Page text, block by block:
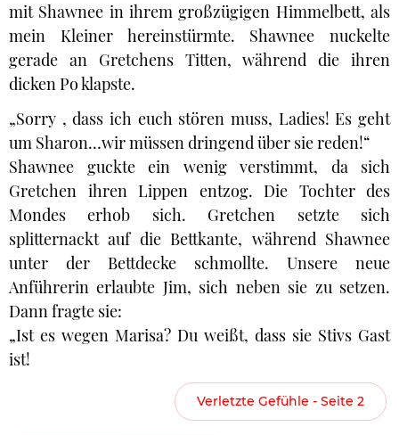
mit Shawnee in ihrem großzügigen Himmelbett, als
mein Kleiner hereinstürmte. Shawnee nuckelte
gerade an Gretchens Titten, während die ihren
dicken Po klapste.
„Sorry , dass ich euch stören muss, Ladies! Es geht
um Sharon…wir müssen dringend über sie reden!“
Shawnee guckte ein wenig verstimmt, da sich
Gretchen ihren Lippen entzog. Die Tochter des
Mondes erhob sich. Gretchen setzte sich
splitternackt auf die Bettkante, während Shawnee
unter der Bettdecke schmollte. Unsere neue
Anführerin erlaubte Jim, sich neben sie zu setzen.
Dann fragte sie:
„Ist es wegen Marisa? Du weißt, dass sie Stivs Gast
ist!
Verletzte Gefühle - Seite 2